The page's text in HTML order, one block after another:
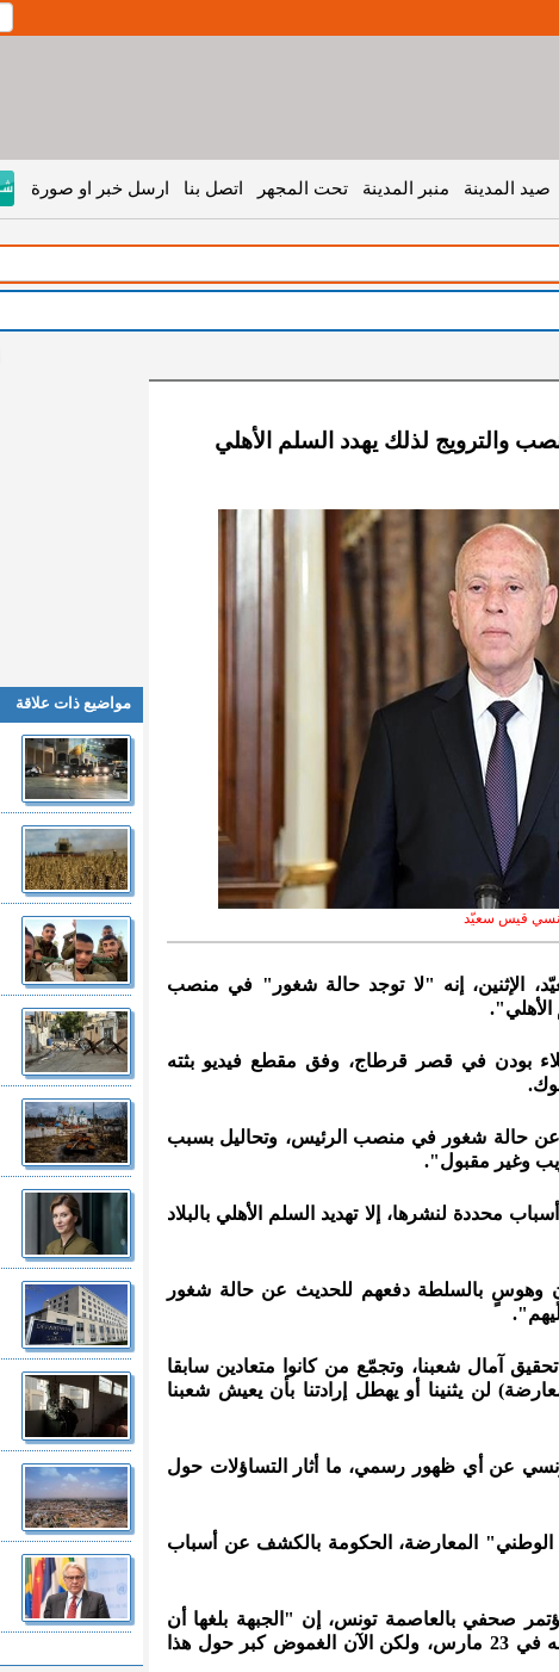
صيد المدينة منبر المدينة تحت المجهر اتصل بنا ارسل خبر او صورة
والترويج لذلك يهدد السلم الأهلي
قيس سعيّد
الإثنين، إنه "لا توجد حالة شغور" في منصب
الأهلي".
بودن في قصر قرطاج، وفق مقطع فيديو بثته
عن حالة شغور في منصب الرئيس، وتحاليل بسبب
وغير مقبول".
محددة لنشرها، إلا تهديد السلم الأهلي بالبلاد
وهوسٍ بالسلطة دفعهم للحديث عن حالة شغور
آمال شعبنا، وتجمّع من كانوا متعادين سابقا
لن يثنينا أو يهطل إرادتنا بأن يعيش شعبنا
عن أي ظهور رسمي، ما أثار التساؤلات حول
المعارضة، الحكومة بالكشف عن أسباب
صحفي بالعاصمة تونس، إن "الجبهة بلغها أن
سعيّد تعرض لوعكة صحية منذ اليوم الأول لغيابه في 23 مارس، ولكن الآن الغموض كبر حول هذا
مواضيع ذات علاقة